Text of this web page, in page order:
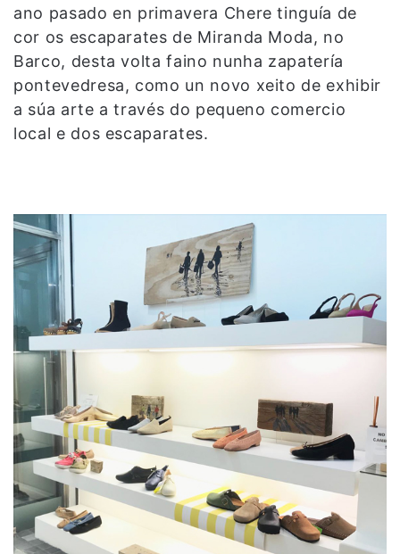
ano pasado en primavera Chere tinguía de
cor os escaparates de Miranda Moda, no
Barco, desta volta faino nunha zapatería
pontevedresa, como un novo xeito de exhibir
a súa arte a través do pequeno comercio
local e dos escaparates.